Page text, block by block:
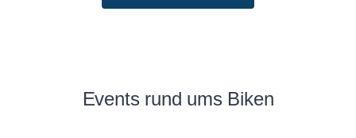
Events rund ums Biken